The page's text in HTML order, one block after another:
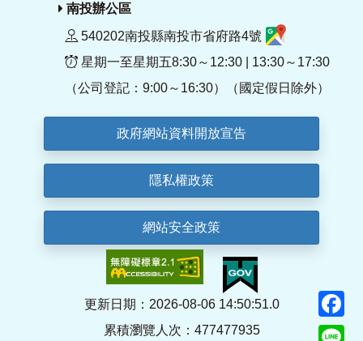
南投辦公區
540202南投縣南投市省府路4號
星期一至星期五8:30～12:30 | 13:30～17:30
（公司登記：9:00～16:30）（國定假日除外）
政府網站資料開放宣告
隱私權政策
網站安全政策
更新日期：2026-08-06 14:50:51.0
累積瀏覽人次：477477935